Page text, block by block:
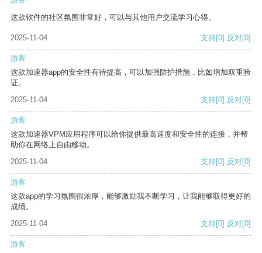
这款软件的社区氛围非常好，可以与其他用户交流学习心得。
2025-11-04 支持[0] 反对[0]
游客
这款加速器app的安全性有待提高，可以加强防护措施，比如增加双重验
证。
2025-11-04
支持[0] 反对[0]
游客
这款加速器VPM应用程序可以给你提供最高速度和安全性的连接，并帮
助你在网络上自由移动。
2025-11-04
支持[0] 反对[0]
游客
这款app的学习氛围很浓厚，能够激励我不断学习，让我能够取得更好的
成绩。
2025-11-04
支持[0] 反对[0]
游客